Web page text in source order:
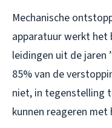
Mechanische
apparatuur werkt het
leidingen uit de jaren
85% van de
niet, in tegenstelling
kunnen reageren